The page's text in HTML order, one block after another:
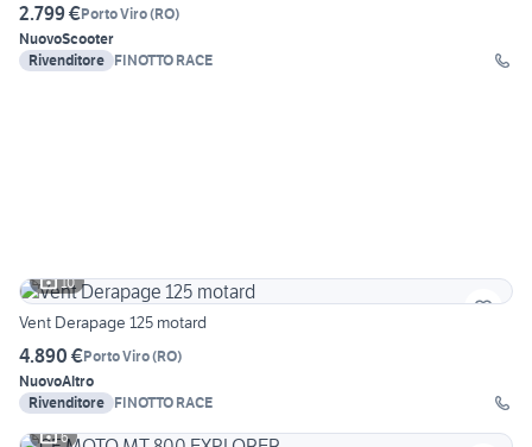
2.799 €Porto Viro(RO)
NuovoScooter
Rivenditore FINOTTO RACE
10
Vent Derapage 125 motard
4.890 €Porto Viro(RO)
NuovoAltro
Rivenditore FINOTTO RACE
6